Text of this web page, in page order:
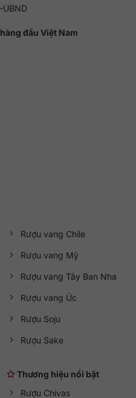
đầu Việt Nam
Rượu vang Chile
Rượu vang Mỹ
Rượu vang Tây Ban Nha
Rượu vang Úc
Rượu Soju
Rượu Sake
Thương hiệu nổi bật
Rượu Chivas